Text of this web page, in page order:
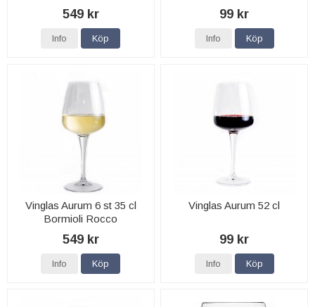
549 kr
Info Köp
99 kr
Info Köp
Vinglas Aurum 6 st 35 cl
Bormioli Rocco
549 kr
Info Köp
Vinglas Aurum 52 cl
99 kr
Info Köp